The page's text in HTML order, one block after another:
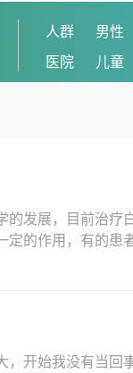
人群 男性
医院
儿童
的发展，目前治疗
定的作用，有的患
，开始我没有当回